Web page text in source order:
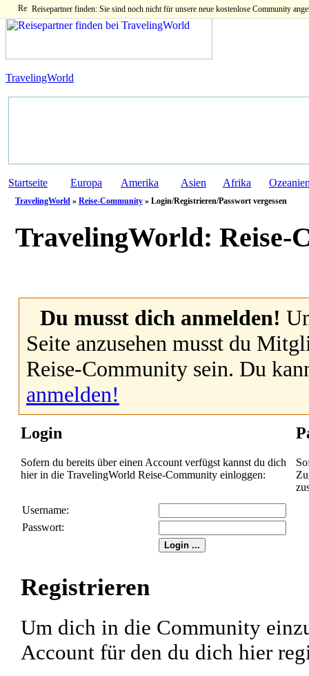
Reisepartner finden: Sie sind noch nicht für unsere neue kostenlose Community
TravelingWorld
Startseite Europa Amerika Asien Afrika
TravelingWorld » Reise-Community » Login/Registrieren/Passwort vergessen
TravelingWorld: Reise-
Du musst dich anmelden!
Seite anzusehen musst du
Reise-Community sein. Du
anmelden!
Login
Sofern du bereits über einen Account verfügst kannst du dich
hier in die TravelingWorld Reise-Community einloggen:
Username:
Passwort:
Registrieren
Um dich in die Community
Account für den du dich hier